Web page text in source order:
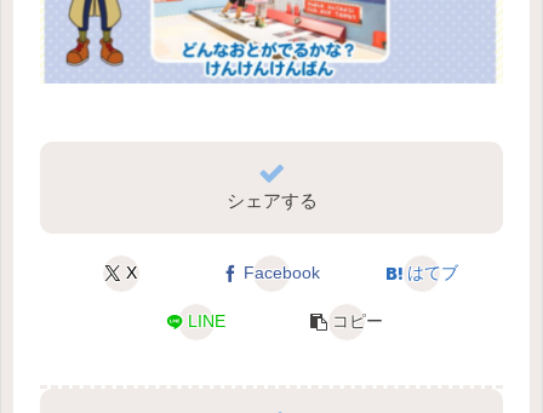
シェアする
X Facebook はてブ
LINE コピー